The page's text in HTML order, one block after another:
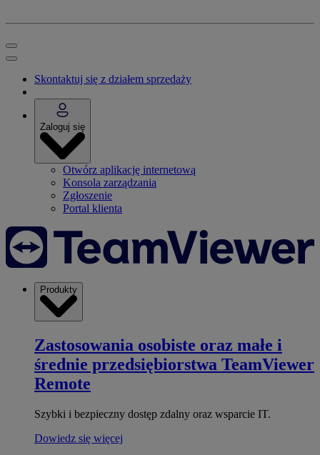
Skontaktuj się z działem sprzedaży
Zaloguj się
Otwórz aplikację internetową
Konsola zarządzania
Zgłoszenie
Portal klienta
Produkty
Zastosowania osobiste oraz małe i
średnie przedsiębiorstwa TeamViewer
Remote
Szybki i bezpieczny dostęp zdalny oraz wsparcie IT.
Dowiedz się więcej